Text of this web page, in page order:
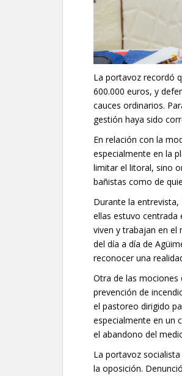
La portavoz recordó
600.000 euros, y
cauces ordinarios.
gestión haya sido
En relación con la
especialmente en la
limitar el litoral, sino
bañistas como de
Durante la
ellas estuvo centrada
viven y trabajan en el
del día a día de
reconocer una
Otra de las mociones
prevención de
el pastoreo dirigido
especialmente en un
el abandono del
La portavoz
la oposición.